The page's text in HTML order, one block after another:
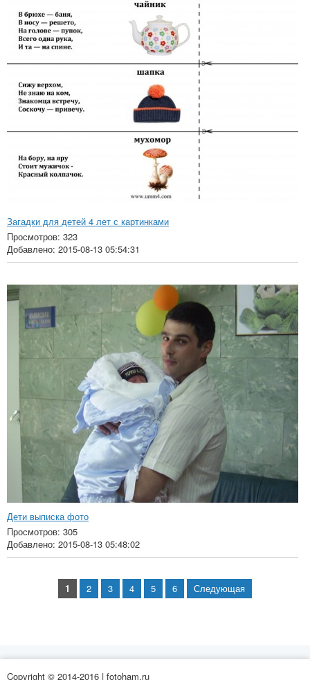
Загадки для детей 4 лет с картинками
Просмотров: 323
Добавлено: 2015-08-13 05:54:31
Дети выписка фото
Просмотров: 305
Добавлено: 2015-08-13 05:48:02
1 2 3 4 5 6 Следующая
Copyright © 2014-2016 | fotoham.ru